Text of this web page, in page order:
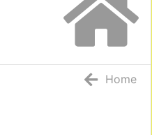
Home